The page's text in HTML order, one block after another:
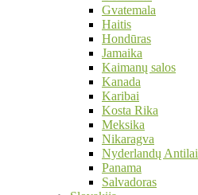
Gvatemala
Haitis
Hondūras
Jamaika
Kaimanų salos
Kanada
Karibai
Kosta Rika
Meksika
Nikaragva
Nyderlandų Antilai
Panama
Salvadoras